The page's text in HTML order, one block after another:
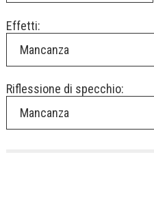
Effetti:
Mancanza
Riflessione di specchio:
Mancanza